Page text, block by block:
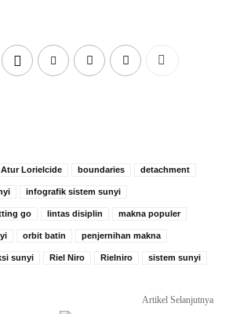
Atur Lorielcide boundaries detachment
infografik sistem sunyi
go lintas disiplin makna populer
orbit batin penjernihan makna
sunyi Riel Niro Rielniro sistem sunyi